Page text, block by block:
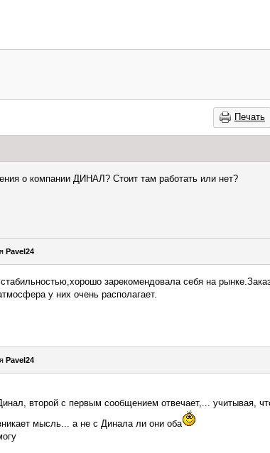
Печать
о компании ДИНАЛ? Стоит там работать или нет?
Pavel24
зарекомендовала себя на
у них очень располагает.
Pavel24
второй с первым сообщением отвечает,... учитывая,
мысль... а не с Динала ли они оба